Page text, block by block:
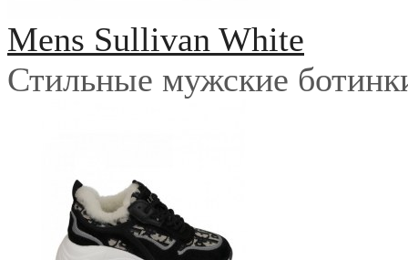
Mens Sullivan White
Стильные мужские